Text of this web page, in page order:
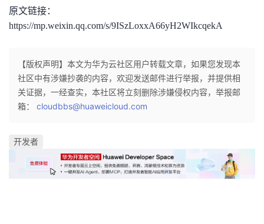
原文链接：
https://mp.weixin.qq.com/s/9ISzLoxxA66yH2WIkcqekA
【版权声明】本文为华为云社区用户转载文章，如果您发现本
社区中有涉嫌抄袭的内容，欢迎发送邮件进行举报，并提供相
关证据，一经查实，本社区将立刻删除涉嫌侵权内容，举报邮
箱： cloudbbs@huaweicloud.com
开发者